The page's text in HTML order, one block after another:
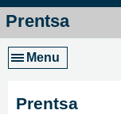
Prentsa
Menu
Prentsa